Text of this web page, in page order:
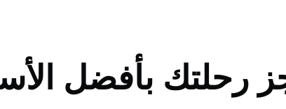
رحلتك بأفضل